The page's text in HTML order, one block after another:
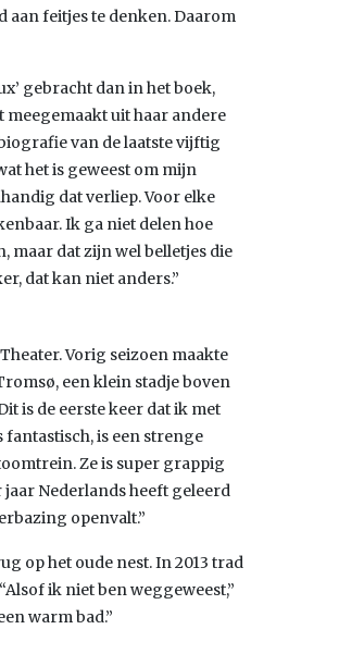
aan feitjes te denken. Daarom
gebracht dan in het boek,
uit haar andere
van de laatste vijftig
het is geweest om mijn
dat verliep. Voor elke
Ik ga niet delen hoe
maar dat zijn wel belletjes die
dat kan niet anders.”
Vorig seizoen maakte
een klein stadje boven
is de eerste keer dat ik met
is een strenge
Ze is super grappig
Nederlands heeft geleerd
openvalt.”
op het oude nest. In 2013 trad
ik niet ben weggeweest,”
warm bad.”